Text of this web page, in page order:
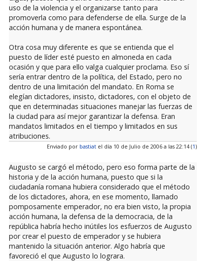
uso de la violencia y el organizarse tanto para
promoverla como para defenderse de ella. Surge de la
acción humana y de manera espontánea.
Otra cosa muy diferente es que se entienda que el
puesto de líder esté puesto en almoneda en cada
ocasión y que para ello valga cualquier proclama. Eso sí
sería entrar dentro de la política, del Estado, pero no
dentro de una limitación del mandato. En Roma se
elegían dictadores, insisto, dictadores, con el objeto de
que en determinadas situaciones manejar las fuerzas de
la ciudad para así mejor garantizar la defensa. Eran
mandatos limitados en el tiempo y limitados en sus
atribuciones.
Enviado por bastiatel día 10 de Julio de 2006 a las 22:14 (1)
Augusto se cargó el método, pero eso forma parte de la
historia y de la acción humana, puesto que si la
ciudadanía romana hubiera considerado que el método
de los dictadores, ahora, en ese momento, llamado
pomposamente emperador, no era bien visto, la propia
acción humana, la defensa de la democracia, de la
república habría hecho inútiles los esfuerzos de Augusto
por crear el puesto de emperador y se hubiera
mantenido la situación anterior. Algo habría que
favoreció el que Augusto lo lograra.